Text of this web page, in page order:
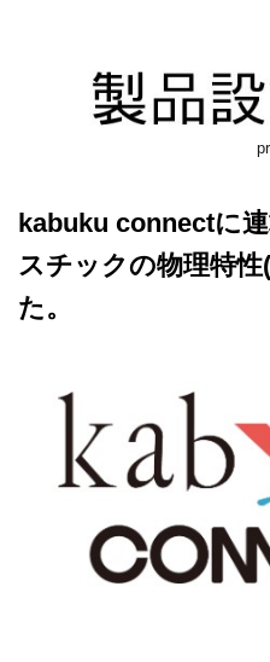
produced by
kabuku connectに
スチックの物理特
た。